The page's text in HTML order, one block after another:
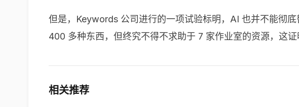
但是，Keywords 公司进行的一项试验标明，AI 也并不能彻
400 多种东西，但终究不得不求助于 7 家作业室的资源，这
相关推荐